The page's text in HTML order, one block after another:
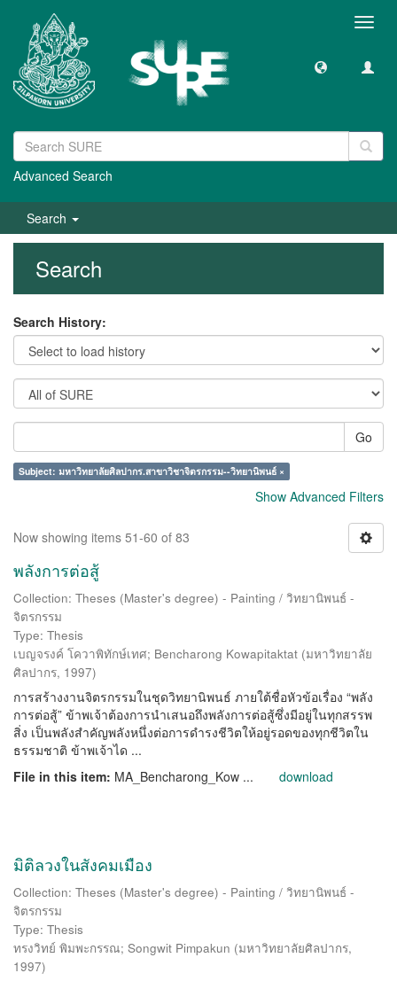
Advanced Search
Search
Search
Search History:
Go
Subject: มหาวิทยาลัยศิลปากร.สาขาวิชาจิตรกรรม--วิทยานิพนธ์ ×
Show Advanced Filters
Now showing items 51-60 of 83
พลังการต่อสู้
Collection: Theses (Master's degree) - Painting / วิทยานิพนธ์ -
จิตรกรรม
Type: Thesis
เบญจรงค์ โควาพิทักษ์เทศ; Bencharong Kowapitaktat (มหาวิทยาลัย
ศิลปากร, 1997)
การสร้างงานจิตรกรรมในชุดวิทยานิพนธ์ ภายใต้ชื่อหัวข้อเรื่อง “พลัง
การต่อสู้” ข้าพเจ้าต้องการนำเสนอถึงพลังการต่อสู้ซึ่งมีอยู่ในทุกสรรพ
สิ่ง เป็นพลังสำคัญพลังหนึ่งต่อการดำรงชีวิตให้อยู่รอดของทุกชีวิตใน
ธรรมชาติ ข้าพเจ้าได ...
File in this item: MA_Bencharong_Kow ... download
มิติลวงในสังคมเมือง
Collection: Theses (Master's degree) - Painting / วิทยานิพนธ์ -
จิตรกรรม
Type: Thesis
ทรงวิทย์ พิมพะกรรณ; Songwit Pimpakun (มหาวิทยาลัยศิลปากร,
1997)